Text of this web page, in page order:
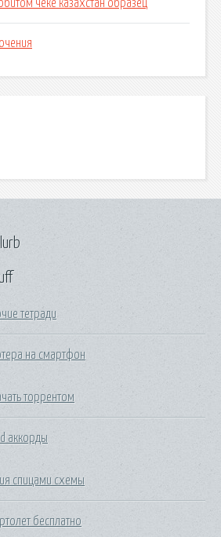
чеке казахстан образец
тетради
на смартфон
торрентом
аккорды
спицами схемы
бесплатно